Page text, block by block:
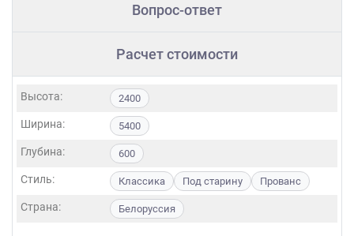
Вопрос-ответ
Расчет стоимости
Высота: 2400
Ширина: 5400
Глубина: 600
Стиль: Классика Под старину Прованс
Страна: Белоруссия